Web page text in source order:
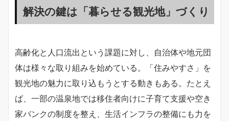
解決の鍵は「暮らせる観光地」づくり
高齢化と人口流出という課題に対し、自治体や地元団
体は様々な取り組みを始めている。「住みやすさ」を
観光地の魅力に取り込もうとする動きもある。たとえ
ば、一部の温泉地では移住者向けに子育て支援や空き
家バンクの制度を整え、生活インフラの整備にも力を